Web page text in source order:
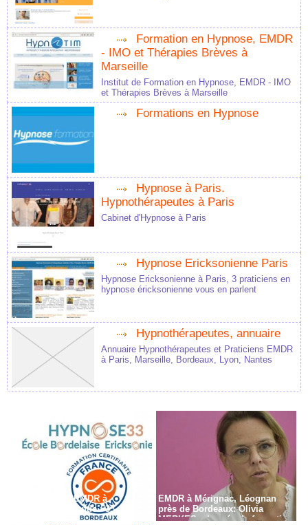
Formation en Hypnose, EMDR
- IMO et Thérapies Brèves à
Marseille
Institut de Formation en Hypnose, EMDR - IMO
et Thérapies Brèves à Marseille
Formations en Hypnose
Hypnose à Paris.
Hypnothérapeutes à Paris
Cabinet d'Hypnose à Paris
Hypnose Ericksonienne Paris
Hypnose Ericksonienne à Paris, 3 praticiens en
hypnose éricksonienne vous en parlent
Hypnothérapeutes, annuaire
Annuaire Hypnothérapeutes et Praticiens EMDR
à Paris, Marseille, Bordeaux, Lyon, Nantes
Formation en EMDR à
Bordeaux - Gironde - 33
EMDR à Mérignac, Léognan
près de Bordeaux: Olivia
MERKES, chargée de formation